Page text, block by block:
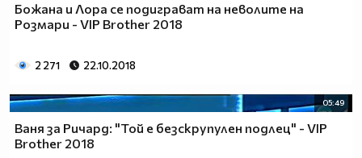
Божана и Лора се подиграват на неволите на
Розмари - VIP Brother 2018
2 271 22.10.2018
05:49
Ваня за Ричард: "Той е безскрупулен подлец" - VIP
Brother 2018